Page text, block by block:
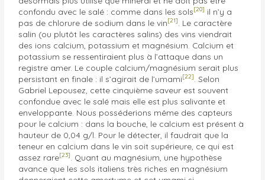
confondu avec le salé : comme dans les sols[20] il n’y a
pas de chlorure de sodium dans le vin[21]
. Le caractère
salin (ou plutôt les caractères salins) des vins viendrait
des ions calcium, potassium et magnésium. Calcium et
potassium se ressentiraient plus à l’attaque dans un
registre amer. Le couple calcium/magnésium serait plus
persistant en finale : il s’agirait de l’umami[22]
. Selon
Gabriel Lepousez, cette cinquième saveur est souvent
confondue avec le salé mais elle est plus salivante et
enveloppante. Nous posséderions même des capteurs
pour le calcium : dans la bouche, le calcium est présent à
hauteur de 0,04 g/l. Pour le détecter, il faudrait que la
teneur en calcium dans le vin soit supérieure, ce qui est
assez rare[23]
. Quant au magnésium, une hypothèse
avance que les sols italiens très riches en magnésium